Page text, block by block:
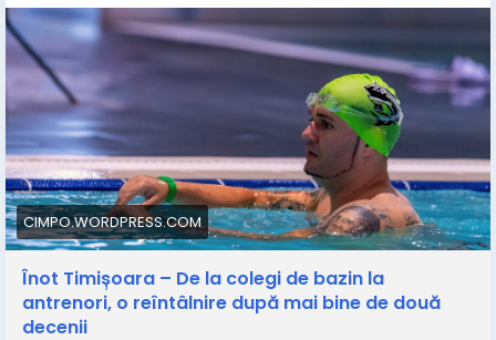
CIMPO.WORDPRESS.COM
Înot Timișoara – De la colegi de bazin la
antrenori, o reîntâlnire după mai bine de două
decenii